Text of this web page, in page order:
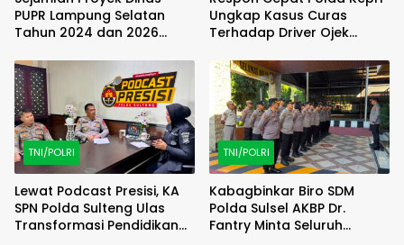
PUPR Lampung Selatan
Tahun 2024 dan 2026
KEJATI Lampung
Ungkap Kasus Curas
Terhadap Driver Ojek
Berhasil Diamankan
TNI/POLRI
Lewat Podcast Presisi, KA
SPN Polda Sulteng Ulas
Transformasi Pendidikan
TNI/POLRI
Kabagbinkar Biro SDM
Polda Sulsel AKBP Dr.
Fantry Minta Seluruh